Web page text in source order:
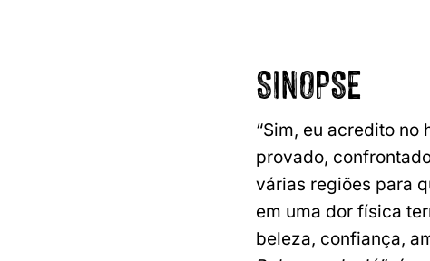
SINOPSE
“Sim, eu acredito no
provado,
várias regiões para
em uma dor física
beleza, confiança,